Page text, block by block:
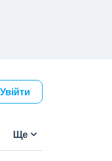
Увійти
Ще